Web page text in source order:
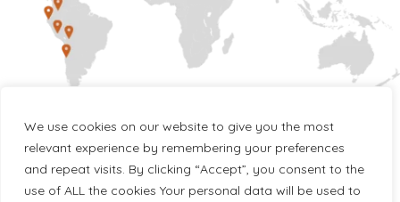
We use cookies on our website to give you the most
relevant experience by remembering your preferences
and repeat visits. By clicking “Accept”, you consent to the
use of ALL the cookies Your personal data will be used to
Nuestro portafolio de
certificaciones.